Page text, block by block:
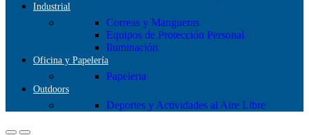
Industrial
Correas y Mangueras
Equipos de Protección Personal
Iluminación
Oficina y Papelería
Papeleria
Outdoors
Deportes y Actividades al Aire Libre